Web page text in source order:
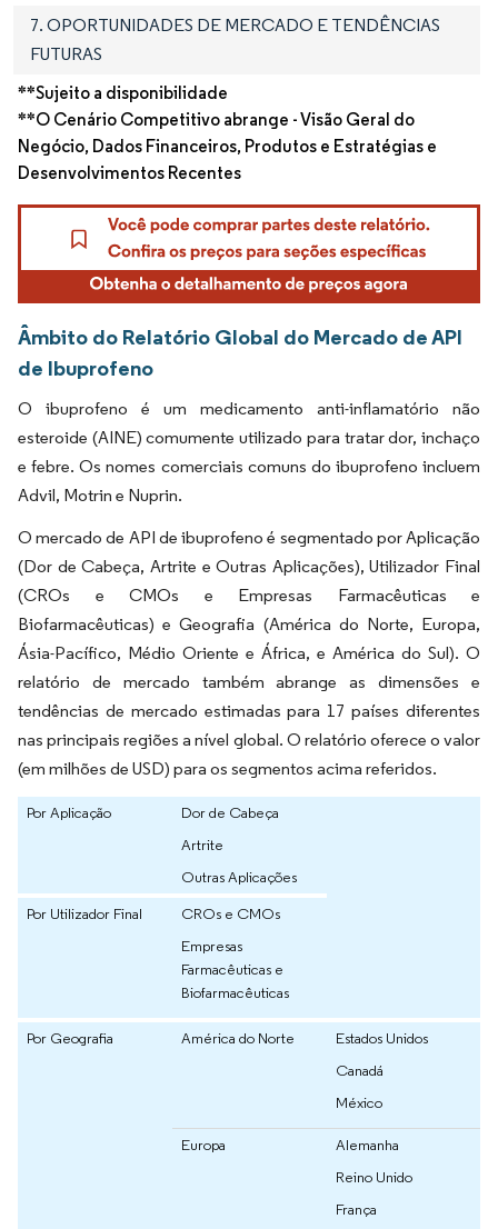
7. OPORTUNIDADES DE MERCADO E TENDÊNCIAS
FUTURAS
**Sujeito a disponibilidade
**O Cenário Competitivo abrange - Visão Geral do
Negócio, Dados Financeiros, Produtos e Estratégias e
Desenvolvimentos Recentes
Âmbito do Relatório Global do Mercado de API
de Ibuprofeno
O ibuprofeno é um medicamento anti-inflamatório não
esteroide (AINE) comumente utilizado para tratar dor, inchaço
e febre. Os nomes comerciais comuns do ibuprofeno incluem
Advil, Motrin e Nuprin.
O mercado de API de ibuprofeno é segmentado por Aplicação
(Dor de Cabeça, Artrite e Outras Aplicações), Utilizador Final
(CROs e CMOs e Empresas Farmacêuticas e
Biofarmacêuticas) e Geografia (América do Norte, Europa,
Ásia-Pacífico, Médio Oriente e África, e América do Sul). O
relatório de mercado também abrange as dimensões e
tendências de mercado estimadas para 17 países diferentes
nas principais regiões a nível global. O relatório oferece o valor
(em milhões de USD) para os segmentos acima referidos.
Por Aplicação
Dor de Cabeça
Artrite
Outras Aplicações
Por Utilizador Final
CROs e CMOs
Empresas
Farmacêuticas e
Biofarmacêuticas
Por Geografia América do Norte
Estados Unidos
Canadá
México
Europa
Alemanha
Reino Unido
França